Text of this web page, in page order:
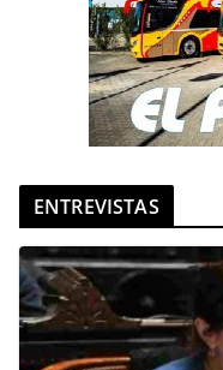
ENTREVISTAS